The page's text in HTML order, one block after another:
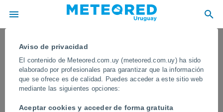
Aviso de privacidad
El contenido de Meteored.com.uy (meteored.com.uy) ha sido
elaborado por profesionales para garantizar que la información
que se ofrece es de calidad. Puedes acceder a este sitio web
mediante las siguientes opciones:
Aceptar cookies y acceder de forma gratuita